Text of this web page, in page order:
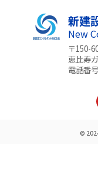
新建
New
〒150-
恵比寿
電話番
©